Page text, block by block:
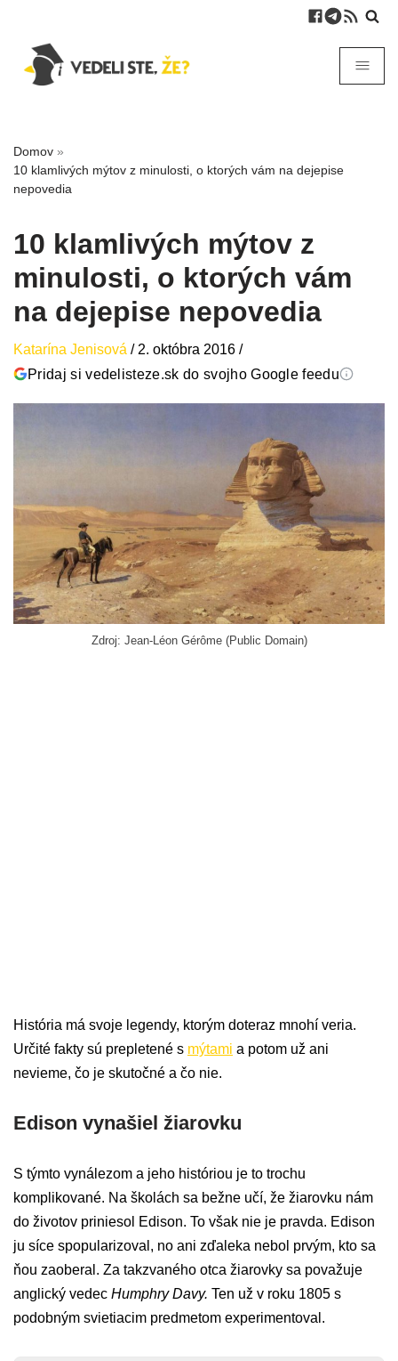
Domov »
10 klamlivých mýtov z minulosti, o ktorých vám na dejepise
nepovedia
10 klamlivých mýtov z
minulosti, o ktorých vám
na dejepise nepovedia
Katarína Jenisová / 2. októbra 2016 /
Pridaj si vedelisteze.sk do svojho Google feedu
Zdroj: Jean-Léon Gérôme (Public Domain)
História má svoje legendy, ktorým doteraz mnohí veria.
Určité fakty sú prepletené s mýtami a potom už ani
nevieme, čo je skutočné a čo nie.
Edison vynašiel žiarovku
S týmto vynálezom a jeho históriou je to trochu
komplikované. Na školách sa bežne učí, že žiarovku nám
do životov priniesol Edison. To však nie je pravda. Edison
ju síce spopularizoval, no ani zďaleka nebol prvým, kto sa
ňou zaoberal. Za takzvaného otca žiarovky sa považuje
anglický vedec Humphry Davy. Ten už v roku 1805 s
podobným svietiacim predmetom experimentoval.